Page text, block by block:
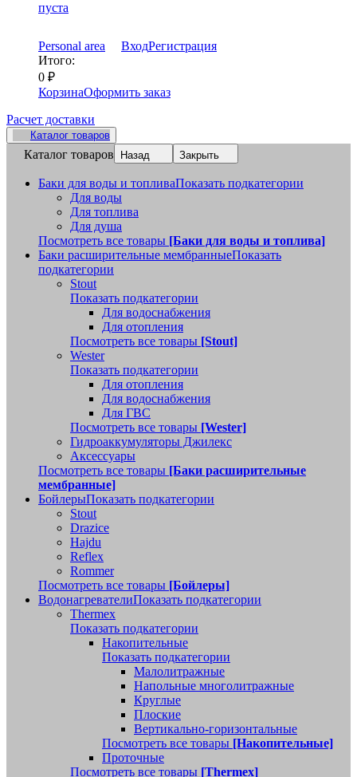
пуста
Personal area ВходРегистрация
Итого:
0 ₽
КорзинаОформить заказ
Расчет доставки
Каталог товаров
Каталог товаров Назад Закрыть
Баки для воды и топливаПоказать подкатегории
Для воды
Для топлива
Для душа
Посмотреть все товары [Баки для воды и топлива]
Баки расширительные мембранныеПоказать
подкатегории
Stout
Показать подкатегории
Для водоснабжения
Для отопления
Посмотреть все товары [Stout]
Wester
Показать подкатегории
Для отопления
Для водоснабжения
Для ГВС
Посмотреть все товары [Wester]
Гидроаккумуляторы Джилекс
Аксессуары
Посмотреть все товары [Баки расширительные
мембранные]
БойлерыПоказать подкатегории
Stout
Drazice
Hajdu
Reflex
Rommer
Посмотреть все товары [Бойлеры]
ВодонагревателиПоказать подкатегории
Thermex
Показать подкатегории
Накопительные
Показать подкатегории
Малолитражные
Напольные многолитражные
Круглые
Плоские
Вертикально-горизонтальные
Посмотреть все товары [Накопительные]
Проточные
Посмотреть все товары [Thermex]